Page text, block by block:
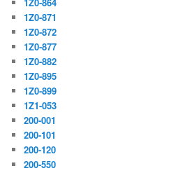
1Z0-871
1Z0-872
1Z0-877
1Z0-882
1Z0-895
1Z0-899
1Z1-053
200-001
200-101
200-120
200-550